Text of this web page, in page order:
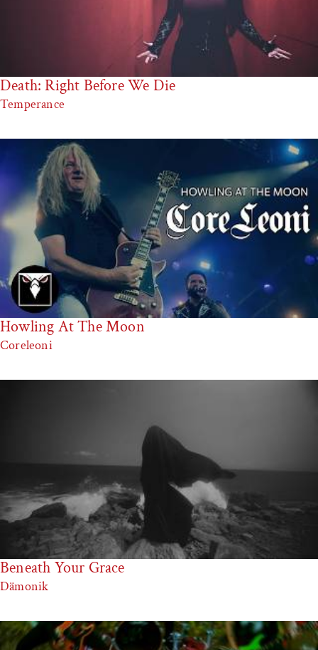
Death: Right Before We Die
Temperance
Howling At The Moon
Coreleoni
Beneath Your Grace
Dämonik